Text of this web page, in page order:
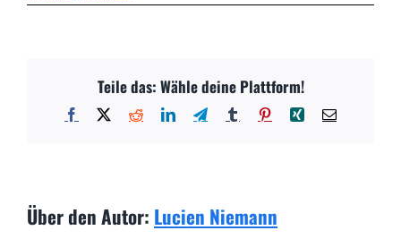
Teile das: Wähle deine Plattform!
Facebook RedditLinkedInTelegramTumblr PinterestXing E-
Über den Autor: Lucien Niemann